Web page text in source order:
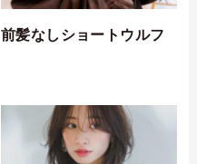
前髪なしショートウルフ